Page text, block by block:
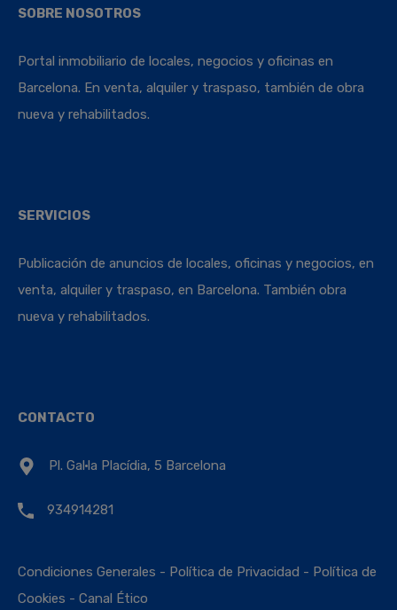
SOBRE NOSOTROS
Portal inmobiliario de locales, negocios y oficinas en
Barcelona. En venta, alquiler y traspaso, también de obra
nueva y rehabilitados.
SERVICIOS
Publicación de anuncios de locales, oficinas y negocios, en
venta, alquiler y traspaso, en Barcelona. También obra
nueva y rehabilitados.
CONTACTO
Pl. Gal·la Placídia, 5 Barcelona
934914281
Condiciones Generales - Política de Privacidad - Política de
Cookies - Canal Ético